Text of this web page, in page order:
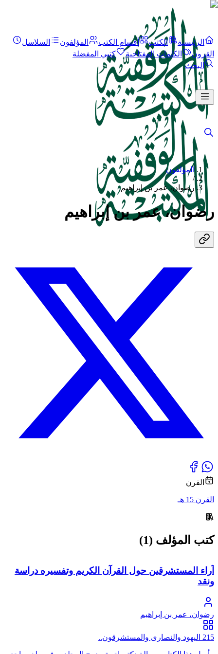
الرئيسية الكتب أقسام الكتب المؤلفون
السلاسل
القرون
الكلمات المفتاحية
كتبي المفضلة
البحث
المؤلفون
/
رضوان، عمر بن إبراهيم
رضوان، عمر بن إبراهيم
القرن
القرن 15 هـ
كتب المؤلف (1)
آراء المستشرقين حول القرآن الكريم وتفسيره دراسة
ونقد
رضوان، عمر بن إبراهيم
215 اليهود والنصارى والمستشرقون..